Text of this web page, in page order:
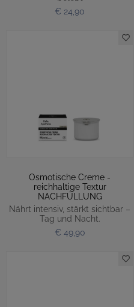
€ 24,90
Osmotische Creme -
reichhaltige Textur
NACHFÜLLUNG
Nährt intensiv, stärkt sichtbar –
Tag und Nacht.
€ 49,90